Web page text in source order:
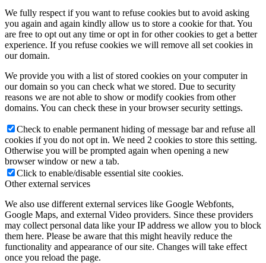
We fully respect if you want to refuse cookies but to avoid asking
you again and again kindly allow us to store a cookie for that. You
are free to opt out any time or opt in for other cookies to get a better
experience. If you refuse cookies we will remove all set cookies in
our domain.
We provide you with a list of stored cookies on your computer in
our domain so you can check what we stored. Due to security
reasons we are not able to show or modify cookies from other
domains. You can check these in your browser security settings.
Check to enable permanent hiding of message bar and refuse all
cookies if you do not opt in. We need 2 cookies to store this setting.
Otherwise you will be prompted again when opening a new
browser window or new a tab.
Click to enable/disable essential site cookies.
Other external services
We also use different external services like Google Webfonts,
Google Maps, and external Video providers. Since these providers
may collect personal data like your IP address we allow you to block
them here. Please be aware that this might heavily reduce the
functionality and appearance of our site. Changes will take effect
once you reload the page.